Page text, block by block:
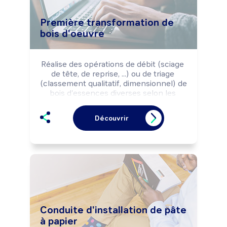
Peut coordonner une équipe.
Première transformation de
bois d'oeuvre
Réalise des opérations de débit (sciage
de tête, de reprise, ...) ou de triage
(classement qualitatif, dimensionnel) de
bois d'essences diverses selon les
production (optimisation des découpes,
qualité, coûts, délais, ...).
Peut effectuer des opérations de
délignage, tronçonnage, corroyage, ...)
et de stockage du bois débité.
Peut coordonner une équipe.
Découvrir
Conduite d'installation de pâte
à papier